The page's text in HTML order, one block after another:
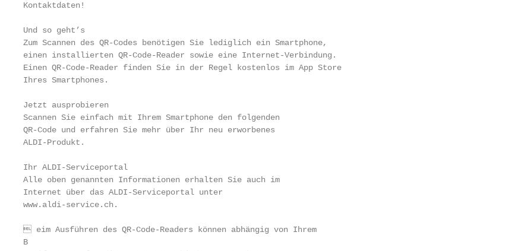
Kontaktdaten!
Und so geht’s
Zum Scannen des QR-Codes benötigen Sie lediglich ein Smartphone,
einen installierten QR-Code-Reader sowie eine Internet-Verbindung.
Einen QR-Code-Reader finden Sie in der Regel kostenlos im App Store
Ihres Smartphones.
Jetzt ausprobieren
Scannen Sie einfach mit Ihrem Smartphone den folgenden
QR-Code und erfahren Sie mehr über Ihr neu erworbenes
ALDI-Produkt.
Ihr ALDI‑Serviceportal
Alle oben genannten Informationen erhalten Sie auch im
Internet über das ALDI‑Serviceportal unter
www.aldi-service.ch.
 eim Ausführen des QR-Code-Readers können abhängig von Ihrem
B